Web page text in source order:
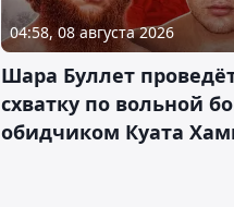
04:58, 08 августа 2026
Шара Буллет
схватку по вольной
обидчиком Куата